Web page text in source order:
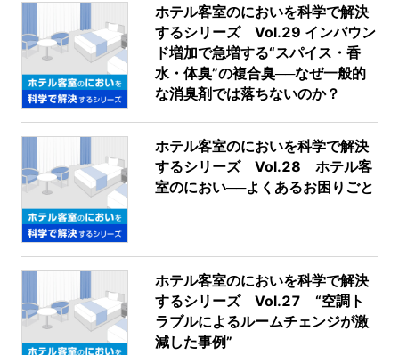
ホテル客室のにおいを科学で解決
するシリーズ Vol.29 インバウン
ド増加で急増する“スパイス・香
水・体臭”の複合臭──なぜ一般的
な消臭剤では落ちないのか？
ホテル客室のにおいを科学で解決
するシリーズ Vol.28 ホテル客
室のにおい──よくあるお困りごと
ホテル客室のにおいを科学で解決
するシリーズ Vol.27 “空調ト
ラブルによるルームチェンジが激
減した事例”